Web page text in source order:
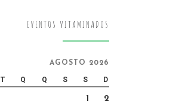
EVENTOS VITAMINADOS
AGOSTO 2026
T Q Q S S D
1 2